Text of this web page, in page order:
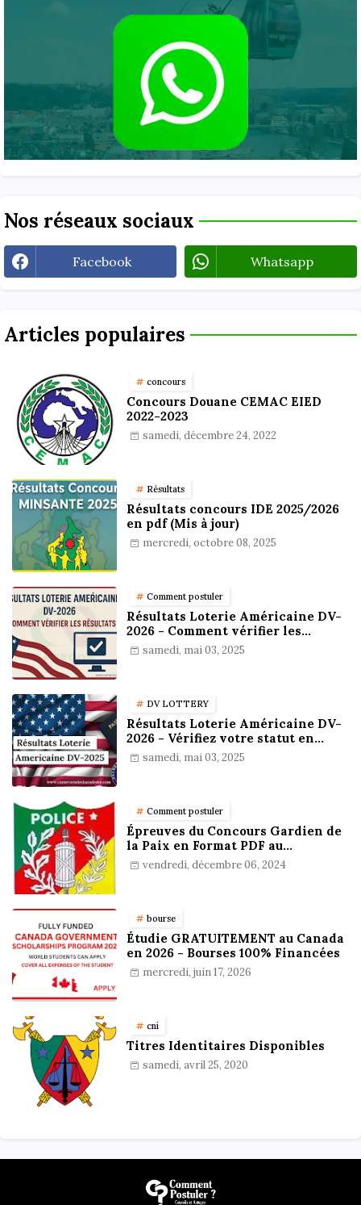
Nos réseaux sociaux
Facebook Whatsapp
Articles populaires
concours
Concours Douane CEMAC EIED
2022-2023
samedi, décembre 24, 2022
Résultats
Résultats concours IDE 2025/2026
en pdf (Mis à jour)
mercredi, octobre 08, 2025
Comment postuler
Résultats Loterie Américaine DV-
2026 - Comment vérifier les
résultats
samedi, mai 03, 2025
DV LOTTERY
Résultats Loterie Américaine DV-
2026 - Vérifiez votre statut en
ligne !
samedi, mai 03, 2025
Comment postuler
Épreuves du Concours Gardien de
la Paix en Format PDF au
Cameroun : Stratégies,
Préparation et Astuces pour
vendredi, décembre 06, 2024
bourse
Étudie GRATUITEMENT au Canada
en 2026 - Bourses 100% Financées
mercredi, juin 17, 2026
cni
Titres Identitaires Disponibles
samedi, avril 25, 2020